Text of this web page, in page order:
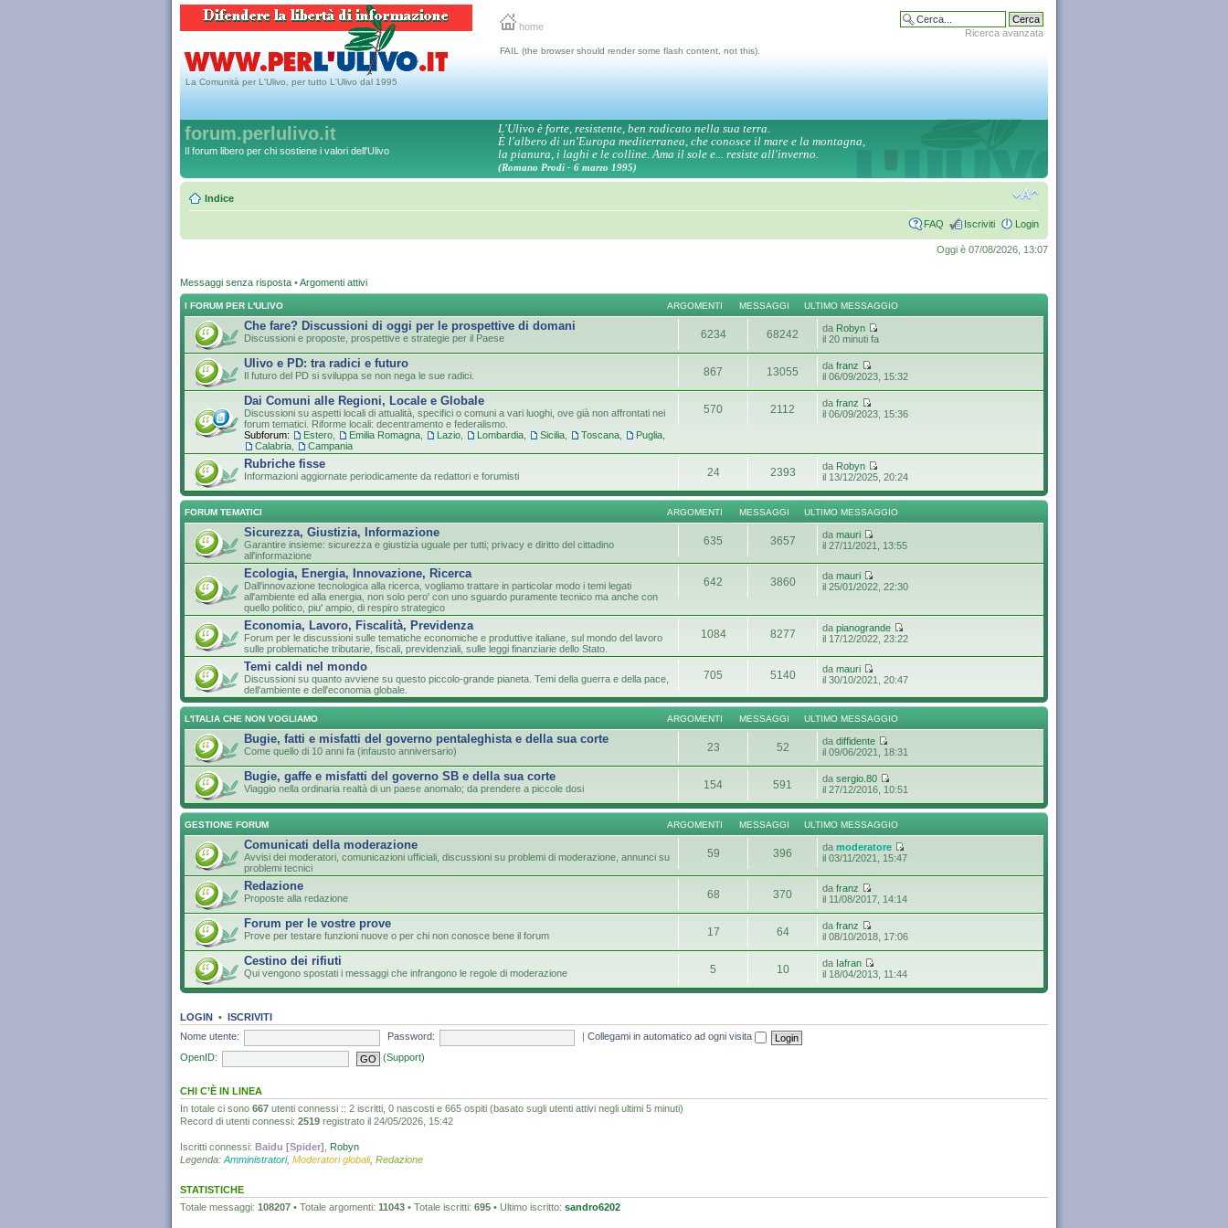
home
Ricerca avanzata
La Comunità per L'Ulivo, per tutto L'Ulivo dal 1995
FAIL (the browser should render some flash content, not this).
forum.perlulivo.it
Il forum libero per chi sostiene i valori dell'Ulivo
L'Ulivo è forte, resistente, ben radicato nella sua terra.
È l'albero di un'Europa mediterranea, che conosce il mare e la montagna,
la pianura, i laghi e le colline. Ama il sole e... resiste all'inverno.
(Romano Prodi - 6 marzo 1995)
Indice
FAQ Iscriviti Login
Oggi è 07/08/2026, 13:07
Messaggi senza risposta •Argomenti attivi
I FORUM PER L'ULIVO ARGOMENTI MESSAGGI ULTIMO MESSAGGIO
Che fare? Discussioni di oggi per le prospettive di domani
Discussioni e proposte, prospettive e strategie per il Paese 6234 68242 da Robyn
il 20 minuti fa
Ulivo e PD: tra radici e futuro
Il futuro del PD si sviluppa se non nega le sue radici. 867 13055 dafranz
il 06/09/2023, 15:32
Dai Comuni alle Regioni, Locale e Globale
Discussioni su aspetti locali di attualità, specifici o comuni a vari luoghi, ove già non affrontati nei
forum tematici. Riforme locali: decentramento e federalismo.
Subforum:
Estero Emilia Romagna Lazio Lombardia Sicilia Toscana Puglia
Calabria
Campania
570 2112 dafranz
il 06/09/2023, 15:36
Rubriche fisse
Informazioni aggiornate periodicamente da redattori e forumisti 24 2393 da Robyn
il 13/12/2025, 20:24
FORUM TEMATICI ARGOMENTI MESSAGGI ULTIMO MESSAGGIO
Sicurezza, Giustizia, Informazione
Garantire insieme: sicurezza e giustizia uguale per tutti; privacy e diritto del cittadino
all'informazione
635 3657 damauri
il 27/11/2021, 13:55
Ecologia, Energia, Innovazione, Ricerca
Dall'innovazione tecnologica alla ricerca, vogliamo trattare in particolar modo i temi legati
all'ambiente ed alla energia, non solo pero' con uno sguardo puramente tecnico ma anche con
quello politico, piu' ampio, di respiro strategico
642 3860 damauri
il 25/01/2022, 22:30
Economia, Lavoro, Fiscalità, Previdenza
Forum per le discussioni sulle tematiche economiche e produttive italiane, sul mondo del lavoro
sulle problematiche tributarie, fiscali, previdenziali, sulle leggi finanziarie dello Stato.
1084 8277 dapianogrande
il 17/12/2022, 23:22
Temi caldi nel mondo
Discussioni su quanto avviene su questo piccolo-grande pianeta. Temi della guerra e della pace,
dell'ambiente e dell'economia globale.
705 5140 damauri
il 30/10/2021, 20:47
L'ITALIA CHE NON VOGLIAMO ARGOMENTI MESSAGGI ULTIMO MESSAGGIO
Bugie, fatti e misfatti del governo pentaleghista e della sua corte
Come quello di 10 anni fa (infausto anniversario) 23 52 dadiffidente
il 09/06/2021, 18:31
Bugie, gaffe e misfatti del governo SB e della sua corte
Viaggio nella ordinaria realtà di un paese anomalo; da prendere a piccole dosi 154 591 dasergio.80
il 27/12/2016, 10:51
GESTIONE FORUM ARGOMENTI MESSAGGI ULTIMO MESSAGGIO
Comunicati della moderazione
Avvisi dei moderatori, comunicazioni ufficiali, discussioni su problemi di moderazione, annunci su
problemi tecnici
59 396 damoderatore
il 03/11/2021, 15:47
Redazione
Proposte alla redazione 68 370 dafranz
il 11/08/2017, 14:14
Forum per le vostre prove
Prove per testare funzioni nuove o per chi non conosce bene il forum 17 64 dafranz
il 08/10/2018, 17:06
Cestino dei rifiuti
Qui vengono spostati i messaggi che infrangono le regole di moderazione 5 10 da Iafran
il 18/04/2013, 11:44
LOGIN • ISCRIVITI
Nome utente:
Password:
Collegami in automatico ad ogni visita
OpenID:
(Support)
CHI C’È IN LINEA
In totale ci sono 667 utenti connessi :: 2 iscritti, 0 nascosti e 665 ospiti (basato sugli utenti attivi negli ultimi 5 minuti)
Record di utenti connessi: 2519 registrato il 24/05/2026, 15:42
Iscritti connessi: Baidu [Spider]
Robyn
Legenda: Amministratori, Moderatori globali, Redazione
STATISTICHE
Totale messaggi: 108207 • Totale argomenti: 11043 • Totale iscritti: 695 • Ultimo iscritto: sandro6202